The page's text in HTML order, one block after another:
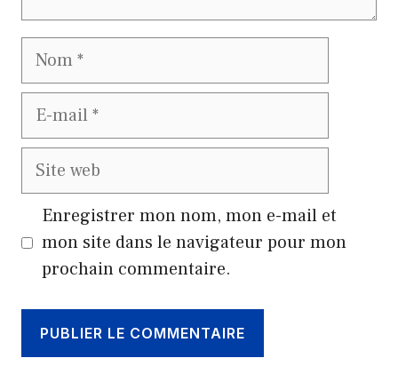
Nom
E-
mail
Site
web
Enregistrer mon nom, mon e-mail et
mon site dans le navigateur pour mon
prochain commentaire.